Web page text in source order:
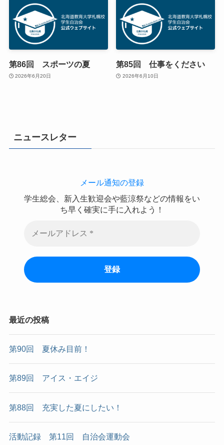
第86回 スポーツの夏
2026年6月20日
第85回 仕事をください
2026年6月10日
ニュースレター
メール通知の登録
学生総会、新入生歓迎会や藍涼祭などの情報をい
ち早く確実に手に入れよう！
最近の投稿
第90回 夏休み目前！
第89回 アイス・エイジ
第88回 充実した夏にしたい！
活動記録 第11回 自治会運動会